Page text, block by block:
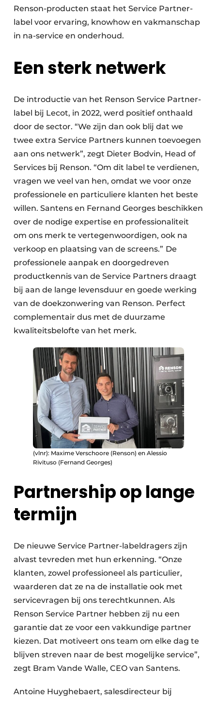
Renson-producten staat het Service Partner-
label voor ervaring, knowhow en vakmanschap
in na-service en onderhoud.
Een sterk netwerk
De introductie van het Renson Service Partner-
label bij Lecot, in 2022, werd positief onthaald
door de sector. “We zijn dan ook blij dat we
twee extra Service Partners kunnen toevoegen
aan ons netwerk”, zegt Dieter Bodvin, Head of
Services bij Renson. “Om dit label te verdienen,
vragen we veel van hen, omdat we voor onze
professionele en particuliere klanten het beste
willen. Santens en Fernand Georges beschikken
over de nodige expertise en professionaliteit
om ons merk te vertegenwoordigen, ook na
verkoop en plaatsing van de screens.” De
professionele aanpak en doorgedreven
productkennis van de Service Partners draagt
bij aan de lange levensduur en goede werking
van de doekzonwering van Renson. Perfect
complementair dus met de duurzame
kwaliteitsbelofte van het merk.
(vlnr): Maxime Verschoore (Renson) en Alessio
Rivituso (Fernand Georges)
Partnership op lange
termijn
De nieuwe Service Partner-labeldragers zijn
alvast tevreden met hun erkenning. “Onze
klanten, zowel professioneel als particulier,
waarderen dat ze na de installatie ook met
servicevragen bij ons terechtkunnen. Als
Renson Service Partner hebben zij nu een
garantie dat ze voor een vakkundige partner
kiezen. Dat motiveert ons team om elke dag te
blijven streven naar de best mogelijke service”,
zegt Bram Vande Walle, CEO van Santens.
Antoine Huyghebaert, salesdirecteur bij